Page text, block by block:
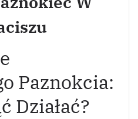
Paznokcia:
Działać?